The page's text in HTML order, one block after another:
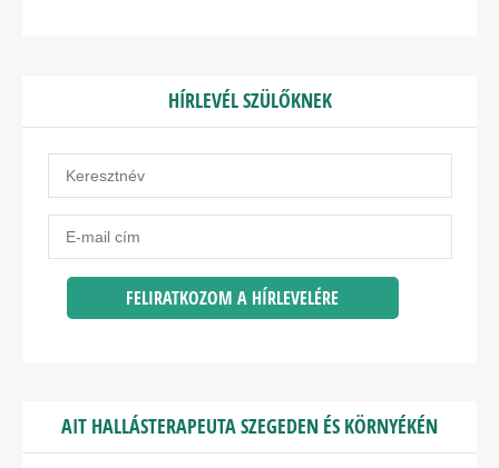
HÍRLEVÉL SZÜLŐKNEK
AIT HALLÁSTERAPEUTA SZEGEDEN ÉS KÖRNYÉKÉN